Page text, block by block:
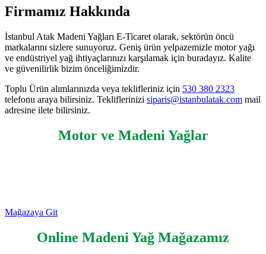
Firmamız Hakkında
İstanbul Atak Madeni Yağları E-Ticaret olarak, sektörün öncü
markalarını sizlere sunuyoruz. Geniş ürün yelpazemizle motor yağı
ve endüstriyel yağ ihtiyaçlarınızı karşılamak için buradayız. Kalite
ve güvenilirlik bizim önceliğimizdir.
Toplu Ürün alımlarınızda veya teklifleriniz için 530 380 2323
telefonu araya bilirsiniz. Tekliflerinizi siparis@istanbulatak.com mail
adresine ilete bilirsiniz.
Motor ve Madeni Yağlar
Mağazaya Git
Online Madeni Yağ Mağazamız